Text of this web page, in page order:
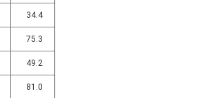
34.4
75.3
49.2
81.0